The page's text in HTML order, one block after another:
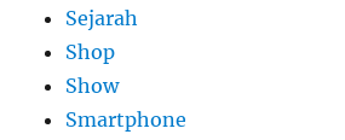
Sejarah
Shop
Show
Smartphone